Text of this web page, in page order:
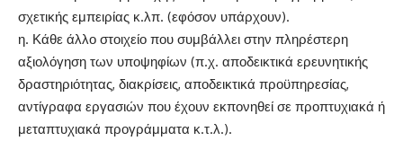
σχετικής εμπειρίας κ.λπ. (εφόσον υπάρχουν).
η. Κάθε άλλο στοιχείο που συμβάλλει στην πληρέστερη
αξιολόγηση των υποψηφίων (π.χ. αποδεικτικά ερευνητικής
δραστηριότητας, διακρίσεις, αποδεικτικά προϋπηρεσίας,
αντίγραφα εργασιών που έχουν εκπονηθεί σε προπτυχιακά ή
μεταπτυχιακά προγράμματα κ.τ.λ.).